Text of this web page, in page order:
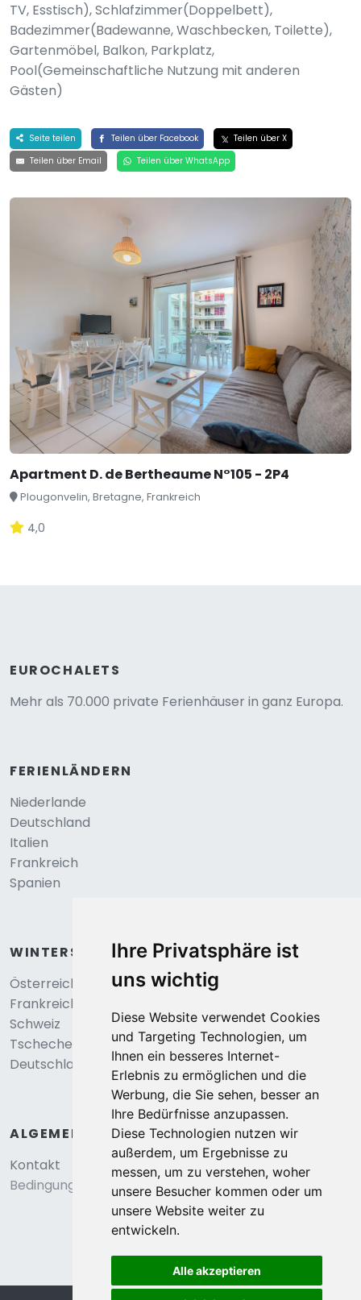
Ihre Privatsphäre ist
uns wichtig
Diese Website verwendet Cookies
und Targeting Technologien, um
Ihnen ein besseres Internet-
Erlebnis zu ermöglichen und die
Werbung, die Sie sehen, besser an
Ihre Bedürfnisse anzupassen.
Diese Technologien nutzen wir
außerdem, um Ergebnisse zu
messen, um zu verstehen, woher
unsere Besucher kommen oder um
unsere Website weiter zu
entwickeln.
Alle akzeptieren
TV, Esstisch), Schlafzimmer(Doppelbett),
Badezimmer(Badewanne, Waschbecken, Toilette),
Gartenmöbel, Balkon, Parkplatz,
Pool(Gemeinschaftliche Nutzung mit anderen
Gästen)
Seite teilen Teilen über Facebook
Teilen über X
Teilen über Email
Teilen über WhatsApp
Apartment D. de Bertheaume N°105 - 2P4
Plougonvelin, Bretagne, Frankreich
4,0
EUROCHALETS
Mehr als 70.000 private Ferienhäuser in ganz Europa.
FERIENLÄNDERN
Niederlande
Deutschland
Italien
Frankreich
Spanien
WINTERSPORT
Österreich
Frankreich
Schweiz
Tschechei
Deutschland
ALGEMEIN
Kontakt
Bedingungen und konditionen